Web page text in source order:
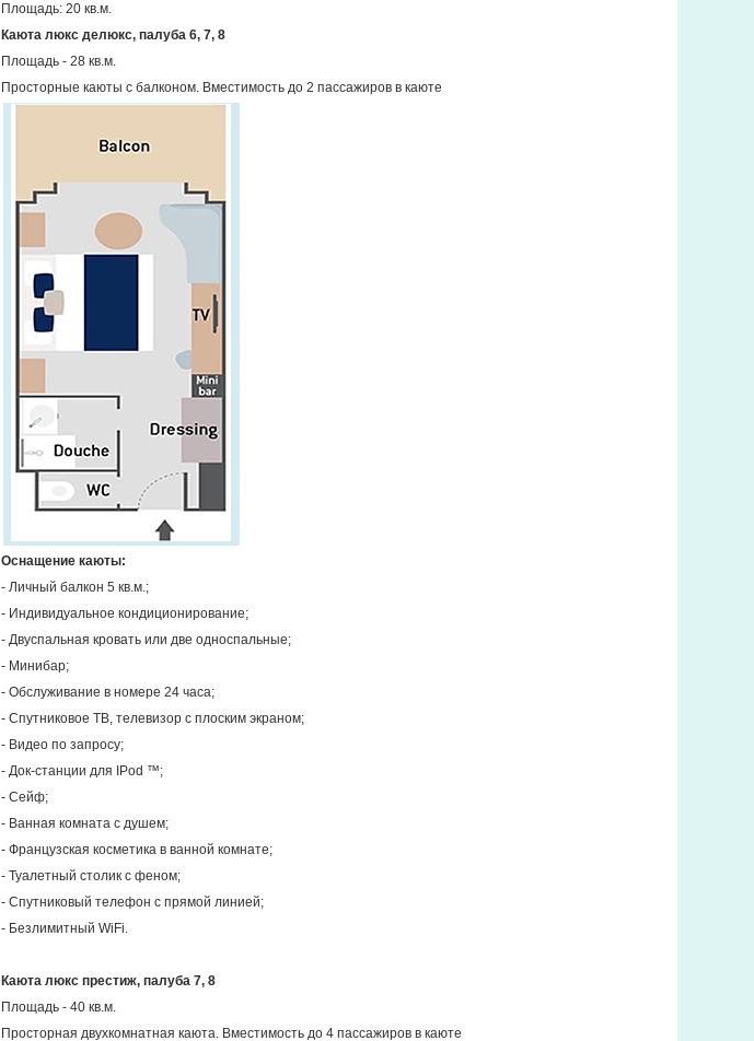
Площадь: 20 кв.м.
Каюта люкс делюкс, палуба 6, 7, 8
Площадь - 28 кв.м.
Просторные каюты с балконом. Вместимость до 2 пассажиров в каюте
Оснащение каюты:
- Личный балкон 5 кв.м.;
- Индивидуальное кондиционирование;
- Двуспальная кровать или две односпальные;
- Минибар;
- Обслуживание в номере 24 часа;
- Спутниковое ТВ, телевизор с плоским экраном;
- Видео по запросу;
- Док-станции для IPod ™;
- Сейф;
- Ванная комната с душем;
- Французская косметика в ванной комнате;
- Туалетный столик с феном;
- Спутниковый телефон с прямой линией;
- Безлимитный WiFi.
Каюта люкс престиж, палуба 7, 8
Площадь - 40 кв.м.
Просторная двухкомнатная каюта. Вместимость до 4 пассажиров в каюте